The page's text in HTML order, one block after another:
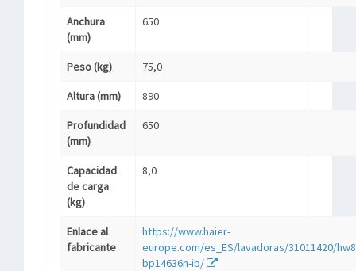
Anchura
(mm)
650
Peso (kg) 75,0
Altura (mm) 890
Profundidad
(mm)
650
Capacidad
de carga
(kg)
8,0
Enlace al
fabricante
https://www.haier-
europe.com/es_ES/lavadoras/31011420/
bp14636n-ib/